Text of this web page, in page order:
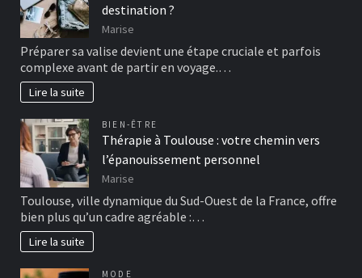
destination ?
Marise
Préparer sa valise devient une étape cruciale et parfois
complexe avant de partir en voyage.…
Lire la suite
BIEN-ÊTRE
Thérapie à Toulouse : votre chemin vers
l’épanouissement personnel
Marise
Toulouse, ville dynamique du Sud-Ouest de la France, offre
bien plus qu’un cadre agréable :…
Lire la suite
MODE